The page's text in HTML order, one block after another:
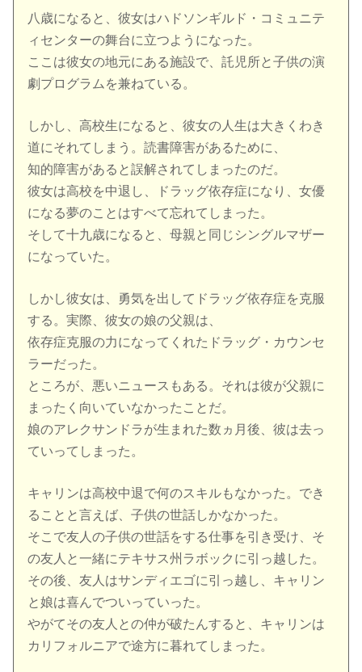
八歳になると、彼女はハドソンギルド・コミュニテ
ィセンターの舞台に立つようになった。
ここは彼女の地元にある施設で、託児所と子供の演
劇プログラムを兼ねている。
しかし、高校生になると、彼女の人生は大きくわき
道にそれてしまう。読書障害があるために、
知的障害があると誤解されてしまったのだ。
彼女は高校を中退し、ドラッグ依存症になり、女優
になる夢のことはすべて忘れてしまった。
そして十九歳になると、母親と同じシングルマザー
になっていた。
しかし彼女は、勇気を出してドラッグ依存症を克服
する。実際、彼女の娘の父親は、
依存症克服の力になってくれたドラッグ・カウンセ
ラーだった。
ところが、悪いニュースもある。それは彼が父親に
まったく向いていなかったことだ。
娘のアレクサンドラが生まれた数ヵ月後、彼は去っ
ていってしまった。
キャリンは高校中退で何のスキルもなかった。でき
ることと言えば、子供の世話しかなかった。
そこで友人の子供の世話をする仕事を引き受け、そ
の友人と一緒にテキサス州ラボックに引っ越した。
その後、友人はサンディエゴに引っ越し、キャリン
と娘は喜んでついっていった。
やがてその友人との仲が破たんすると、キャリンは
カリフォルニアで途方に暮れてしまった。